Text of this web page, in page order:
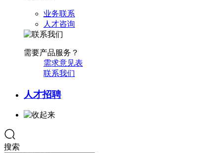
业务联系
人才咨询
需要产品服务？
需求意见表
联系我们
人才招聘
搜索